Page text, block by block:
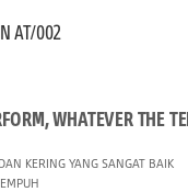
AT/002
WHATEVER THE
KERING YANG SANGAT BAIK